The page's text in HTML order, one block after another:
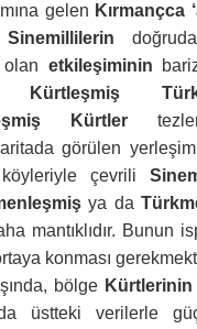
gelen Kırmançca
Sinemillilerin
etkileşiminin
Kürtleşmiş
Kürtler
görülen yerleşim
çevrili
ya da
mantıklıdır. Bunun
konması
bölge
üstteki verilerle güç